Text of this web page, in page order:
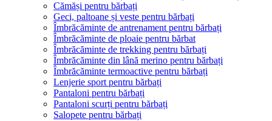
Cămăși pentru bărbați
Geci, paltoane și veste pentru bărbați
Îmbrăcăminte de antrenament pentru bărbați
Îmbrăcăminte de ploaie pentru bărbat
Îmbrăcăminte de trekking pentru bărbați
Îmbrăcăminte din lână merino pentru bărbați
Îmbrăcăminte termoactive pentru bărbați
Lenjerie sport pentru bărbați
Pantaloni pentru bărbați
Pantaloni scurți pentru bărbați
Salopete pentru bărbați